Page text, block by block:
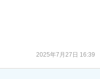
2025年7月27日 16:39